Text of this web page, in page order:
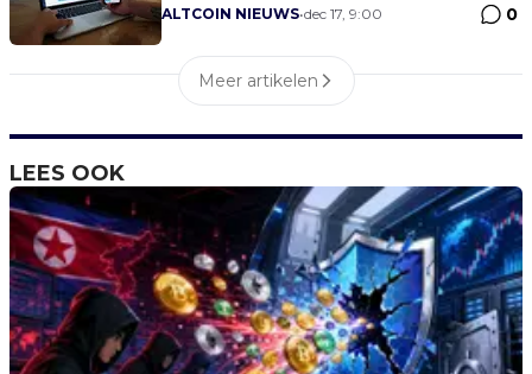
ALTCOIN NIEUWS•dec 17, 9:00 0
Meer artikelen
LEES OOK